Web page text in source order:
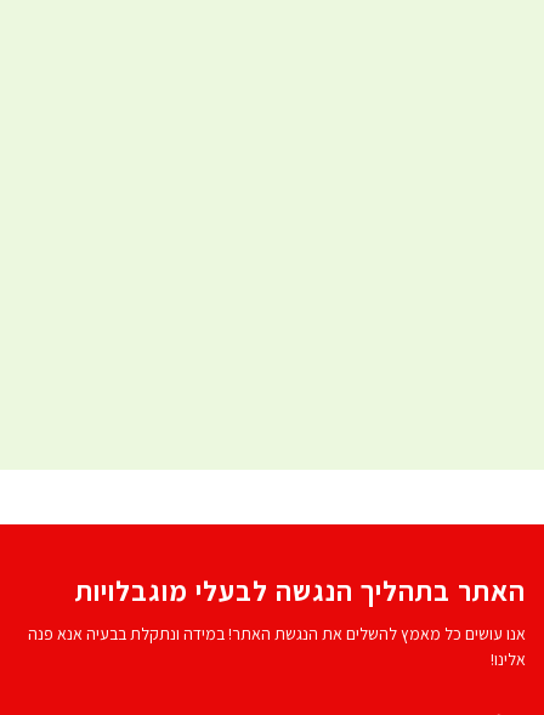
האתר בתהליך הנגשה לבעלי מוגבלויות
אנו עושים כל מאמץ להשלים את הנגשת האתר! במידה ונתקלת בבעיה אנא פנה
אלינו!